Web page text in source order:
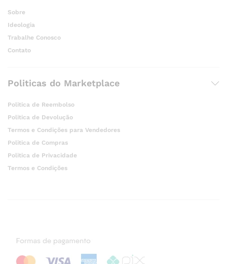
Sobre
Ideologia
Trabalhe Conosco
Contato
Politicas do Marketplace
Politica de Reembolso
Politica de Devolução
Termos e Condições para Vendedores
Politica de Compras
Politica de Privacidade
Termos e Condições